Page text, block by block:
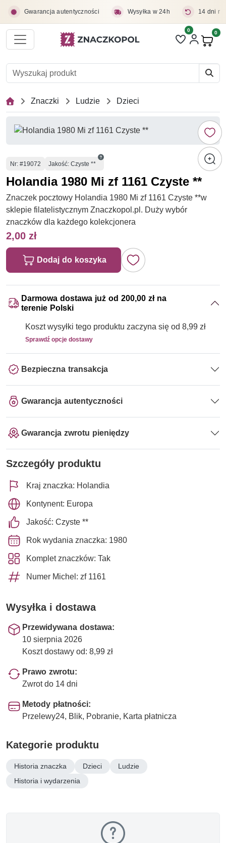
Gwarancja autentyczności Wysyłka w 24h 14 dni
Liczba pozycji
0 0
Znaczki Ludzie Dzieci
Numer
Nr: #19072 Jakość: Czyste **
Holandia 1980 Mi zf 1161 Czyste **
Znaczek pocztowy Holandia 1980 Mi zf 1161 Czyste **w
sklepie filatelistycznym Znaczkopol.pl. Duży wybór
znaczków dla każdego kolekcjonera
2,00 zł
Dodaj do koszyka
Darmowa dostawa już od 200,00 zł na
terenie Polski
Koszt wysyłki tego produktu zaczyna się od 8,99 zł
Sprawdź opcje dostawy
Bezpieczna transakcja
Gwarancja autentyczności
Gwarancja zwrotu pieniędzy
Szczegóły produktu
Kraj znaczka: Holandia
Kontynent: Europa
Jakość: Czyste **
Rok wydania znaczka: 1980
Komplet znaczków: Tak
Numer Michel: zf 1161
Wysyłka i dostawa
Przewidywana dostawa:
10 sierpnia 2026
Koszt dostawy od: 8,99 zł
Prawo zwrotu:
Zwrot do 14 dni
Metody płatności:
Przelewy24, Blik, Pobranie, Karta płatnicza
Kategorie produktu
Historia znaczka Dzieci
Ludzie
Historia i wydarzenia